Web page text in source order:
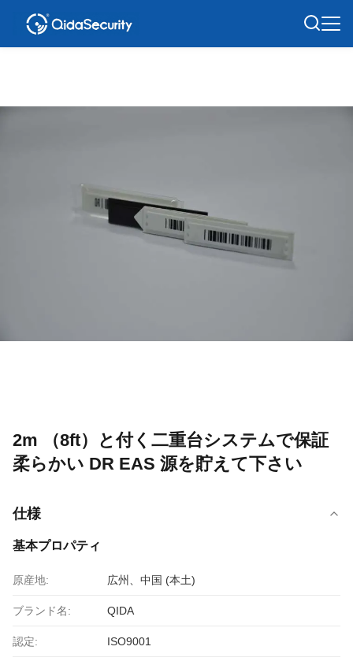
2m （8ft）と付く二重台システムで保証
柔らかい DR EAS 源を貯えて下さい
仕様
基本プロパティ
原産地: 広州、中国 (本土)
ブランド名: QIDA
認定: ISO9001